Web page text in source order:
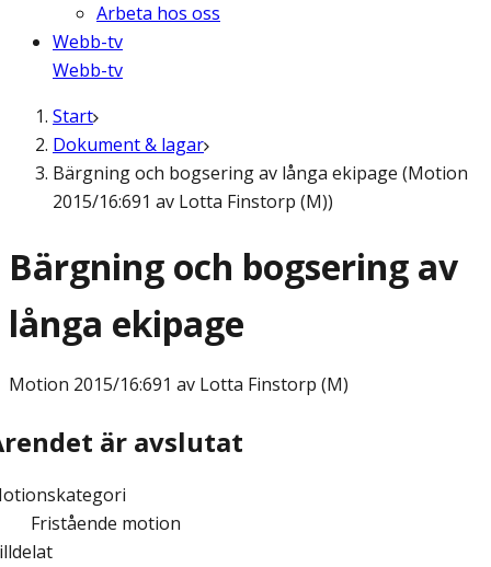
Arbeta hos oss
Webb-tv
Webb-tv
Start
Dokument & lagar
Bärgning och bogsering av långa ekipage (Motion
2015/16:691 av Lotta Finstorp (M))
Bärgning och bogsering av
långa ekipage
Motion 2015/16:691 av Lotta Finstorp (M)
är avslutat
Fristående motion